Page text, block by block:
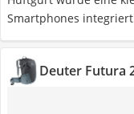
Smartphones
Deuter Futura